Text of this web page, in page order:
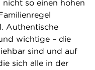
so einen hohen
Authentische
wichtige – die
sind und auf
sich alle in der